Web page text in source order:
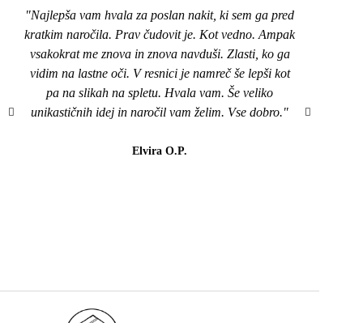
"Najlepša vam hvala za poslan nakit, ki sem ga pred
kratkim naročila. Prav čudovit je. Kot vedno. Ampak
vsakokrat me znova in znova navduši. Zlasti, ko ga
vidim na lastne oči. V resnici je namreč še lepši kot
pa na slikah na spletu. Hvala vam. Še veliko
unikastičnih idej in naročil vam želim. Vse dobro."
Elvira O.P.